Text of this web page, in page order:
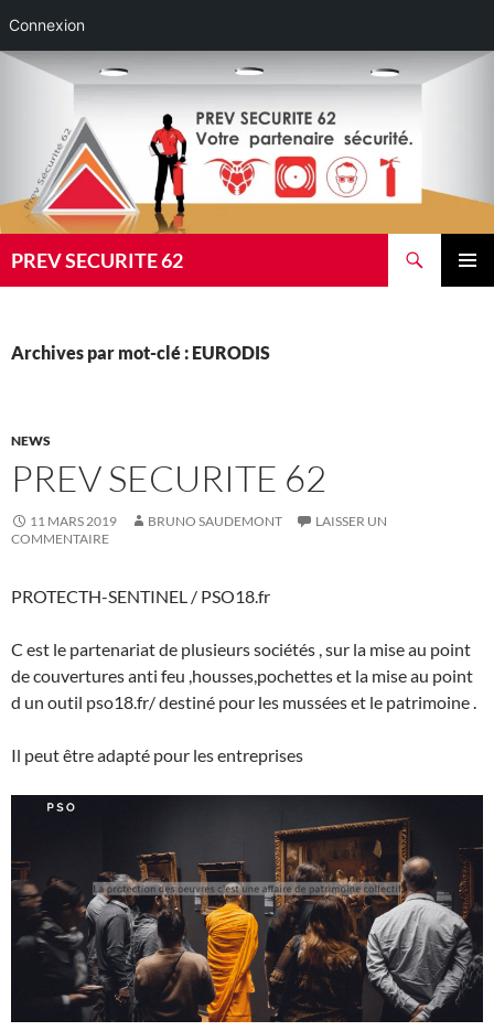
Connexion
Aller
PREV SECURITE 62
Archives par mot-clé : EURODIS
NEWS
PREV SECURITE 62
11 MARS 2019 BRUNO SAUDEMONT
LAISSER UN
COMMENTAIRE
PROTECTH-SENTINEL / PSO18.fr
C est le partenariat de plusieurs sociétés , sur la mise au point
de couvertures anti feu ,housses,pochettes et la mise au point
d un outil pso18.fr/ destiné pour les mussées et le patrimoine .
Il peut être adapté pour les entreprises